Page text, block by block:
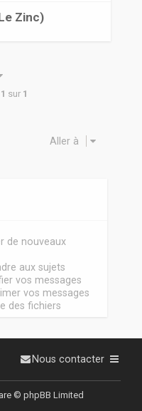
Zinc)
1 sur 1
Aller à
de nouveaux
aux sujets
vos messages
vos messages
des fichiers
Nous contacter
© phpBB Limited